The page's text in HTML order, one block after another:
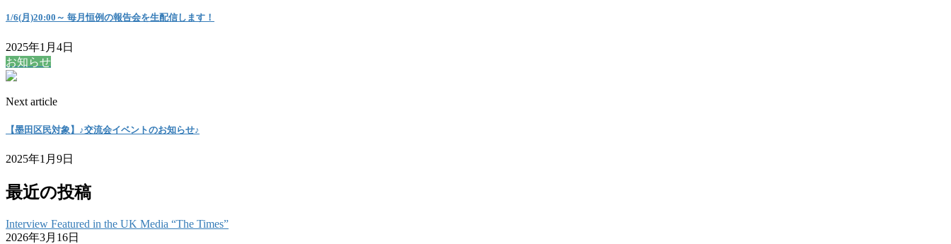
1/6(月)20:00～ 毎月恒例の報告会を生配信します！
2025年1月4日
お知らせ
Next article
【墨田区民対象】♪交流会イベントのお知らせ♪
2025年1月9日
最近の投稿
Interview Featured in the UK Media “The Times”
2026年3月16日